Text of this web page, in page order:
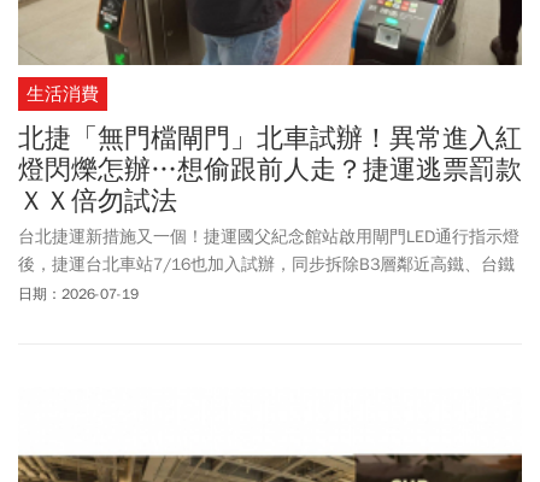
生活消費
北捷「無門檔閘門」北車試辦！異常進入紅
燈閃爍怎辦…想偷跟前人走？捷運逃票罰款
ＸＸ倍勿試法
台北捷運新措施又一個！捷運國父紀念館站啟用閘門LED通行指示燈
後，捷運台北車站7/16也加入試辦，同步拆除B3層鄰近高鐵、台鐵
方向的2座閘門門擋，以紅、綠燈號代表票卡感應結果。「沒了門
50倍的違約金。北捷表示，會持續觀察試辦情形、蒐集旅客意見，
日期：2026-07-19